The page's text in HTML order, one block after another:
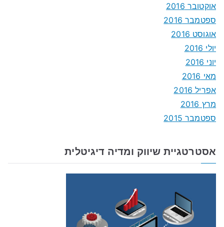
אוקטובר 2016
ספטמבר 2016
אוגוסט 2016
יולי 2016
יוני 2016
מאי 2016
אפריל 2016
מרץ 2016
ספטמבר 2015
אסטרטגיית שיווק ומדיה דיגיטלית